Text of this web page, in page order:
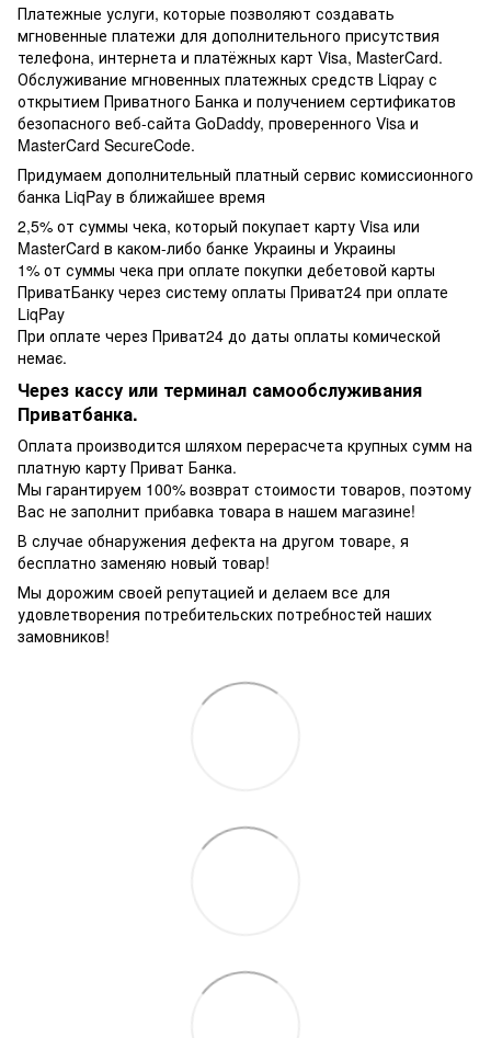
Платежные услуги, которые позволяют создавать
мгновенные платежи для дополнительного присутствия
телефона, интернета и платёжных карт Visa, MasterCard.
Обслуживание мгновенных платежных средств Liqpay с
открытием Приватного Банка и получением сертификатов
безопасного веб-сайта GoDaddy, проверенного Visa и
MasterCard SecureCode.
Придумаем дополнительный платный сервис комиссионного
банка LiqPay в ближайшее время
2,5% от суммы чека, который покупает карту Visa или
MasterCard в каком-либо банке Украины и Украины
1% от суммы чека при оплате покупки дебетовой карты
ПриватБанку через систему оплаты Приват24 при оплате
LiqPay
При оплате через Приват24 до даты оплаты комической
немає.
Через кассу или терминал самообслуживания
Приватбанка.
Оплата производится шляхом перерасчета крупных сумм на
платную карту Приват Банка.
Мы гарантируем 100% возврат стоимости товаров, поэтому
Вас не заполнит прибавка товара в нашем магазине!
В случае обнаружения дефекта на другом товаре, я
бесплатно заменяю новый товар!
Мы дорожим своей репутацией и делаем все для
удовлетворения потребительских потребностей наших
замовников!